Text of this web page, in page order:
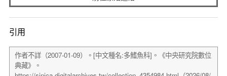
引用